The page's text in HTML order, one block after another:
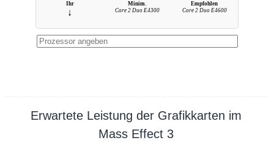
Ihr
↓
Minim.
Core 2 Duo E4300
Empfohlen
Core 2 Duo E4600
Erwartete Leistung der Grafikkarten im
Mass Effect 3